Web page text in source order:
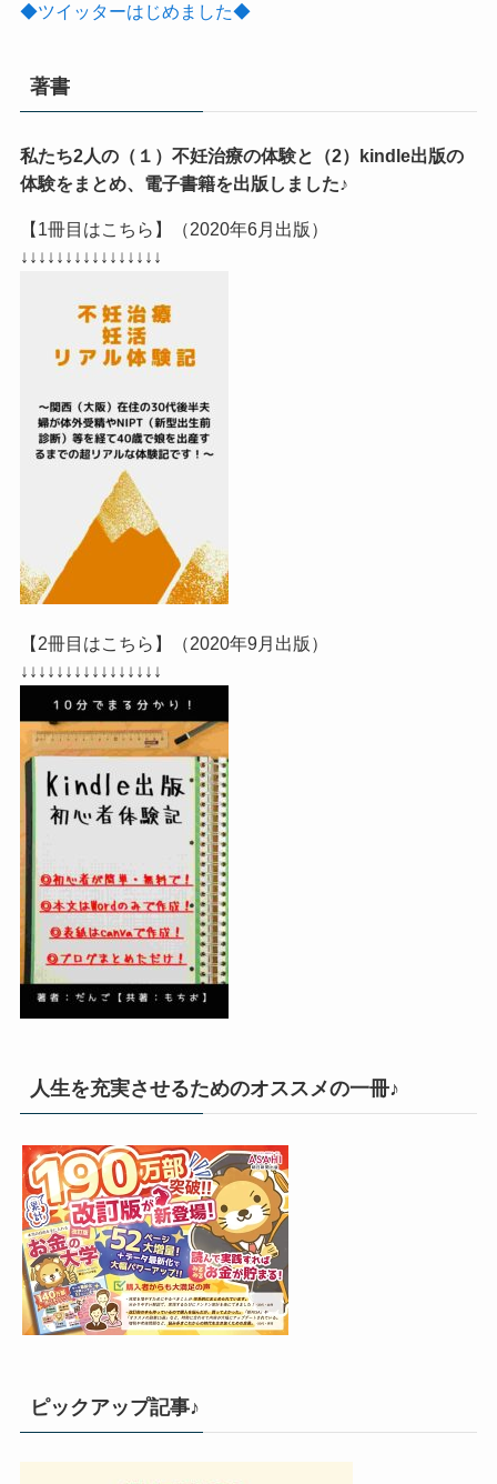
◆ツイッターはじめました◆
著書
私たち2人の（１）不妊治療の体験と（2）kindle出版の
体験をまとめ、電子書籍を出版しました♪
【1冊目はこちら】（2020年6月出版）
↓↓↓↓↓↓↓↓↓↓↓↓↓↓↓↓
【2冊目はこちら】（2020年9月出版）
↓↓↓↓↓↓↓↓↓↓↓↓↓↓↓↓
人生を充実させるためのオススメの一冊♪
ピックアップ記事♪